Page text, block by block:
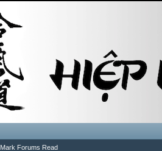
Mark Forums Read